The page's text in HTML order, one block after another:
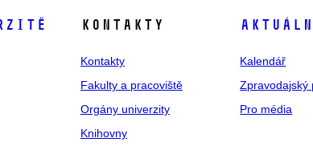
Kontakty
Kontakty
Fakulty a pracoviště
Orgány univerzity
Knihovny
Kalendář
Zpravodajský
Pro média